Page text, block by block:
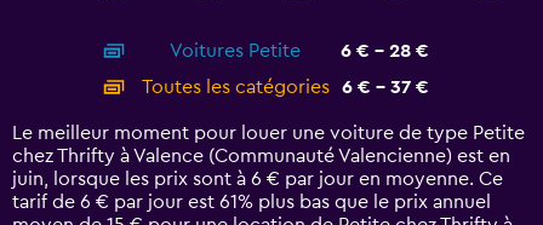
categories.
14
categories.
The
chart
has
Voitures Petite
6 € - 28 €
Toutes les catégories
6 € - 37 €
Le meilleur moment pour louer une voiture de type Petite
chez Thrifty à Valence (Communauté Valencienne) est en
juin, lorsque les prix sont à 6 € par jour en moyenne. Ce
tarif de 6 € par jour est 61% plus bas que le prix annuel